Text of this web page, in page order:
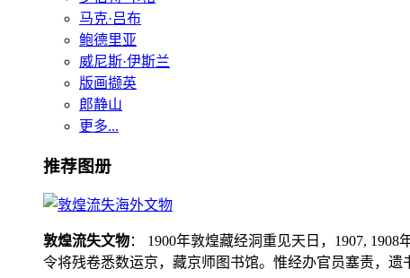
马克·吕布
鲍德里亚
威尼斯·伊斯兰
版画撷英
郎静山
更多...
推荐图册
敦煌流失文物： 1900年敦煌藏经洞重见天日，1907,
令将残卷悉数运京，藏京师图书馆。惟经办官员塞责，遗